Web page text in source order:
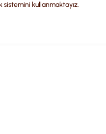
sistemini kullanmaktayız.